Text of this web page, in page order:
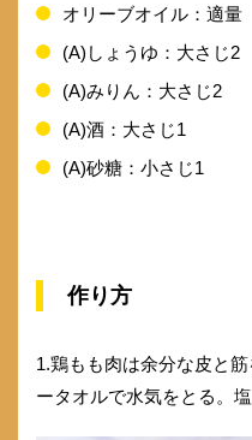
オリーブオイル：適量
(A)しょうゆ：大さじ2
(A)みりん：大さじ2
(A)酒：大さじ1
(A)砂糖：小さじ1
作り方
1.鶏もも肉は余分な皮と
ータオルで水気をとる。